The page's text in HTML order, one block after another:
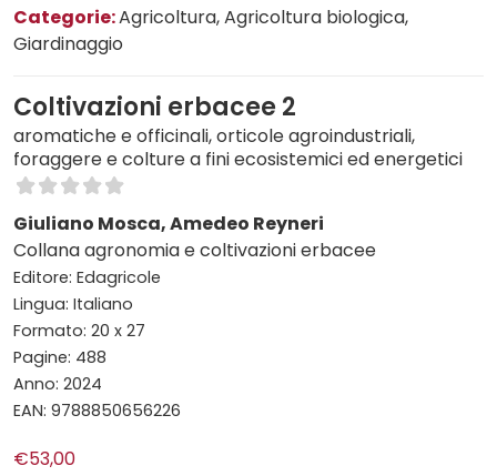
Categorie:Agricoltura, Agricoltura biologica,
Giardinaggio
Coltivazioni erbacee 2
aromatiche e officinali, orticole agroindustriali,
foraggere e colture a fini ecosistemici ed energetici
Giuliano Mosca, Amedeo Reyneri
Collana agronomia e coltivazioni erbacee
Editore: Edagricole
Lingua: Italiano
Formato: 20 x 27
Pagine: 488
Anno: 2024
EAN: 9788850656226
€53,00